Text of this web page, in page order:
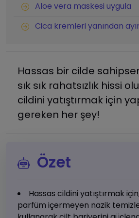
Aloe vera maskesi uygula
Cica kremleri yanından
Hassas bir cilde
sık sık rahatsızlık hissi
cildini yatıştırmak için
gereken her şey!
Özet
Hassas cildini yatıştırmak
parfüm içermeyen nazik